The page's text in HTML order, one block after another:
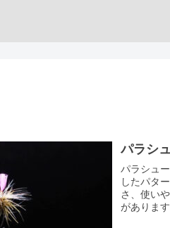
パラシ
パラシュ
したパタ
さ、使い
があります